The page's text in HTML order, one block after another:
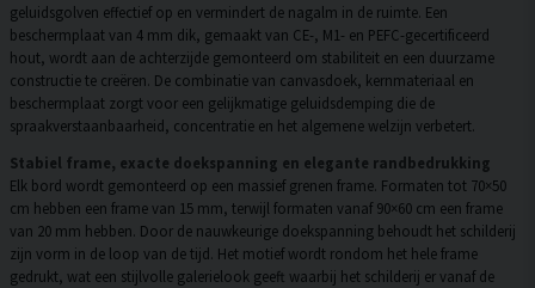
geluidsgolven effectief op en vermindert de nagalm in de ruimte. Een
beschermplaat van 4 mm dik, gemaakt van CE-, M1- en PEFC-gecertificeerd
hout, wordt aan de achterzijde gemonteerd om stabiliteit en een duurzame
constructie te creëren. De combinatie van canvasdoek, kernmateriaal en
beschermplaat zorgt voor een gelijkmatige geluidsdemping die de
spraakverstaanbaarheid, concentratie en het algemene welzijn verbetert.
Stabiel frame, exacte doekspanning en elegante randbedrukking
Elk bord wordt gemonteerd op een massief grenen frame. Formaten tot 70×50
cm hebben een frame van 15 mm, terwijl formaten vanaf 90×60 cm een frame
van 20 mm hebben. Door de nauwkeurige doekspanning behoudt het schilderij
zijn vorm in de loop van de tijd. Het motief wordt rondom het hele frame
gedrukt, wat een stijlvolle galerielook geeft waarbij het schilderij er vanaf de